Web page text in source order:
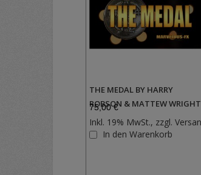
THE MEDAL BY HARRY
ROBSON & MATTEW WRIGHT
75,00 €
Inkl. 19% MwSt., zzgl.
In den Warenkorb